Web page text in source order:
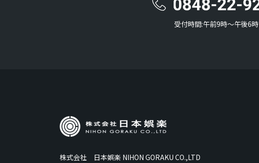
受付時間:午前9時〜午後6時
株式会社 日本娯楽 NIHON GORAKU CO.,LTD